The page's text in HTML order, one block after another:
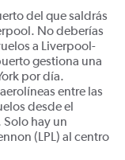
del que saldrás
No deberías
a Liverpool-
gestiona una
por día.
entre las
desde el
hay un
(LPL) al centro